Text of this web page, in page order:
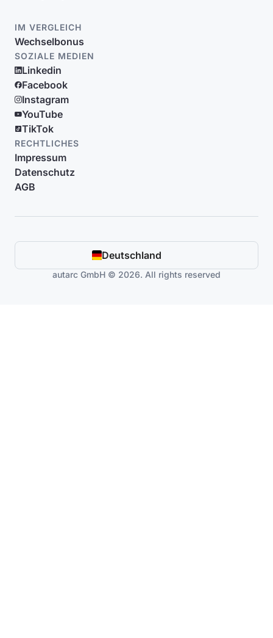
IM VERGLEICH
Wechselbonus
SOZIALE MEDIEN
Linkedin
Facebook
Instagram
YouTube
TikTok
RECHTLICHES
Impressum
Datenschutz
AGB
Deutschland
autarc GmbH © 2026. All rights reserved